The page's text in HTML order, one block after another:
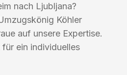
nach Ljubljana?
Köhler
auf unsere Expertise.
ein individuelles